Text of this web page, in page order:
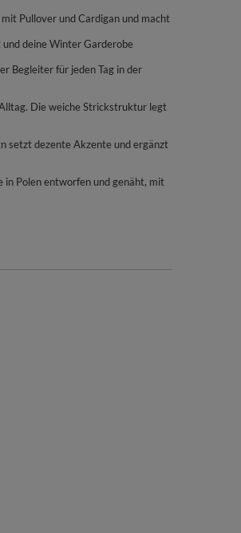
Pullover und Cardigan und macht
deine Winter Garderobe
Begleiter für jeden Tag in der
Die weiche Strickstruktur legt
setzt dezente Akzente und ergänzt
in Polen entworfen und genäht, mit